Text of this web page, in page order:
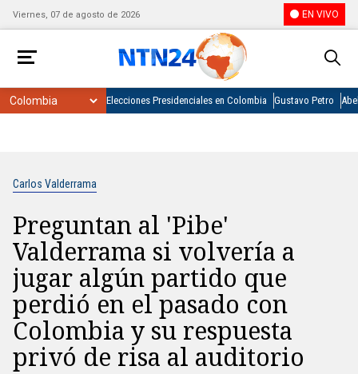
Viernes, 07 de agosto de 2026 EN VIVO
Elecciones Presidenciales en Colombia Gustavo Petro
Carlos Valderrama
Preguntan al 'Pibe'
Valderrama si volvería a
jugar algún partido que
perdió en el pasado con
Colombia y su respuesta
privó de risa al auditorio